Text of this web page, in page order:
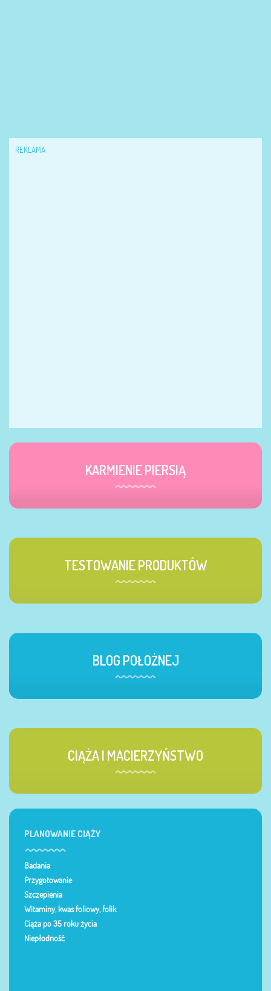
REKLAMA
KARMIENIE PIERSIĄ
TESTOWANIE PRODUKTÓW
BLOG POŁOŻNEJ
CIĄŻA I MACIERZYŃSTWO
PLANOWANIE CIĄŻY
Badania
Przygotowanie
Szczepienia
Witaminy, kwas foliowy, folik
Ciąża po 35 roku życia
Niepłodność